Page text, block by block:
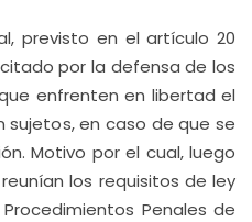
previsto en el artículo 20
por la defensa de los
enfrenten en libertad el
en caso de que se
Motivo por el cual, luego
los requisitos de ley
Penales de